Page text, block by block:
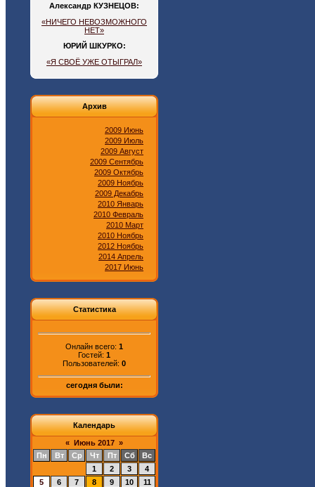
Александр КУЗНЕЦОВ:
«НИЧЕГО НЕВОЗМОЖНОГО
НЕТ»
ЮРИЙ ШКУРКО:
«Я СВОЁ УЖЕ ОТЫГРАЛ»
Архив
2009 Июнь
2009 Июль
2009 Август
2009 Сентябрь
2009 Октябрь
2009 Ноябрь
2009 Декабрь
2010 Январь
2010 Февраль
2010 Март
2010 Ноябрь
2012 Ноябрь
2014 Апрель
2017 Июнь
Статистика
Онлайн всего: 1
Гостей: 1
Пользователей: 0
сегодня были:
Календарь
« Июнь 2017 »
Пн
Вт Ср Чт Пт Сб
Вс
1
2 3
4
5
6 7 8 9 10
11